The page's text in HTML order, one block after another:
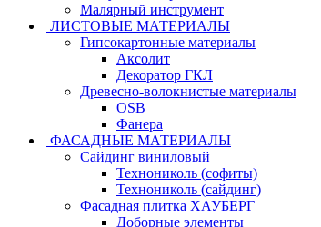
Малярный инструмент
ЛИСТОВЫЕ МАТЕРИАЛЫ
Гипсокартонные материалы
Аксолит
Декоратор ГКЛ
Древесно-волокнистые материалы
OSB
Фанера
ФАСАДНЫЕ МАТЕРИАЛЫ
Сайдинг виниловый
Технониколь (софиты)
Технониколь (сайдинг)
Фасадная плитка ХАУБЕРГ
Доборные элементы